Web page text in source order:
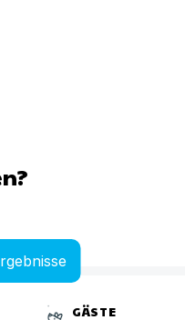
GÄSTE